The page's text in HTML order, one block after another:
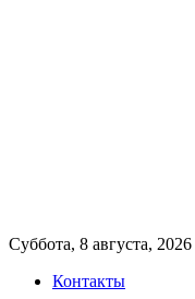
Суббота, 8 августа, 2026
Контакты